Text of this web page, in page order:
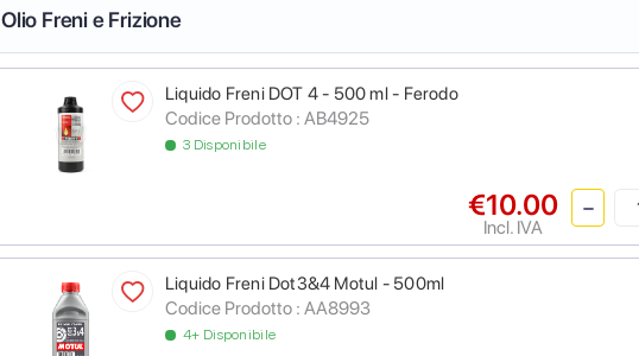
Olio Freni e Frizione
Liquido Freni DOT 4 - 500 ml - Ferodo
Codice Prodotto : AB4925
3 Disponibile
€10.00
Incl. IVA
Liquido Freni Dot3&4 Motul - 500ml
Codice Prodotto : AA8993
4+ Disponibile